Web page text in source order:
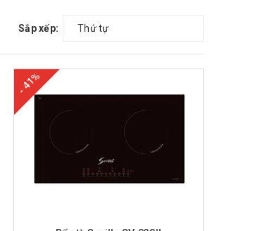
Sắp xếp: Thứ tự
- 41%